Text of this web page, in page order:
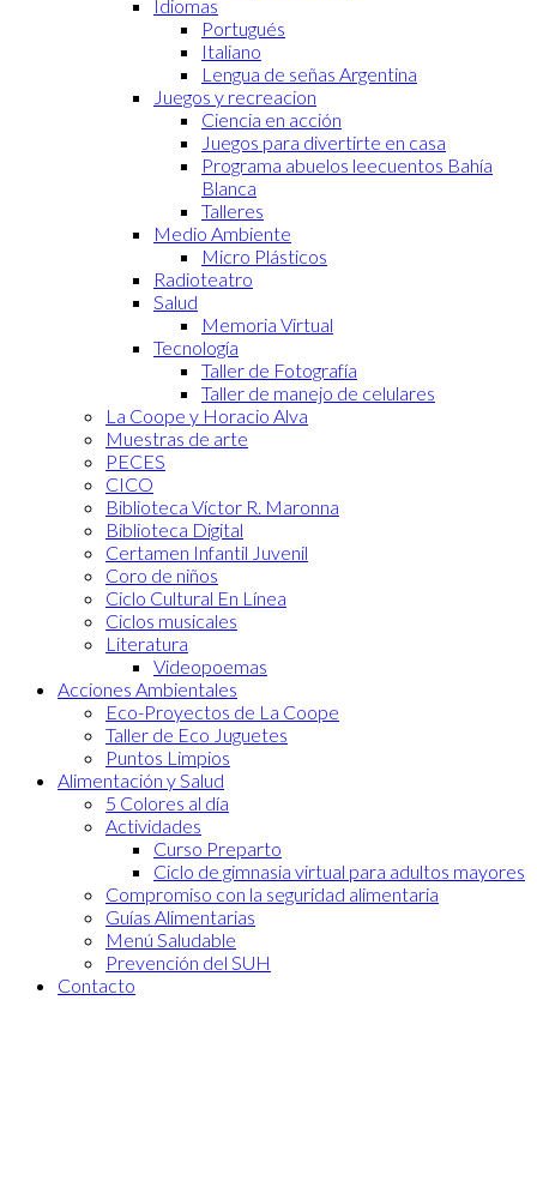
Idiomas
Portugués
Italiano
Lengua de señas Argentina
Juegos y recreacion
Ciencia en acción
Juegos para divertirte en casa
Programa abuelos leecuentos Bahía
Blanca
Talleres
Medio Ambiente
Micro Plásticos
Radioteatro
Salud
Memoria Virtual
Tecnología
Taller de Fotografía
Taller de manejo de celulares
La Coope y Horacio Alva
Muestras de arte
PECES
CICO
Biblioteca Víctor R. Maronna
Biblioteca Digital
Certamen Infantil Juvenil
Coro de niños
Ciclo Cultural En Línea
Ciclos musicales
Literatura
Videopoemas
Acciones Ambientales
Eco-Proyectos de La Coope
Taller de Eco Juguetes
Puntos Limpios
Alimentación y Salud
5 Colores al día
Actividades
Curso Preparto
Ciclo de gimnasia virtual para adultos mayores
Compromiso con la seguridad alimentaria
Guías Alimentarias
Menú Saludable
Prevención del SUH
Contacto